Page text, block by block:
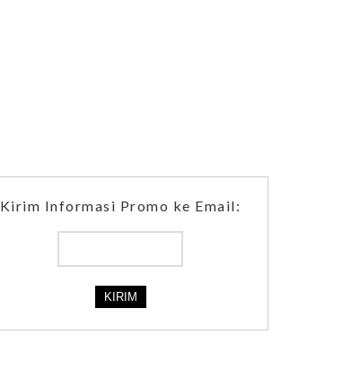
Kirim Informasi Promo ke Email: